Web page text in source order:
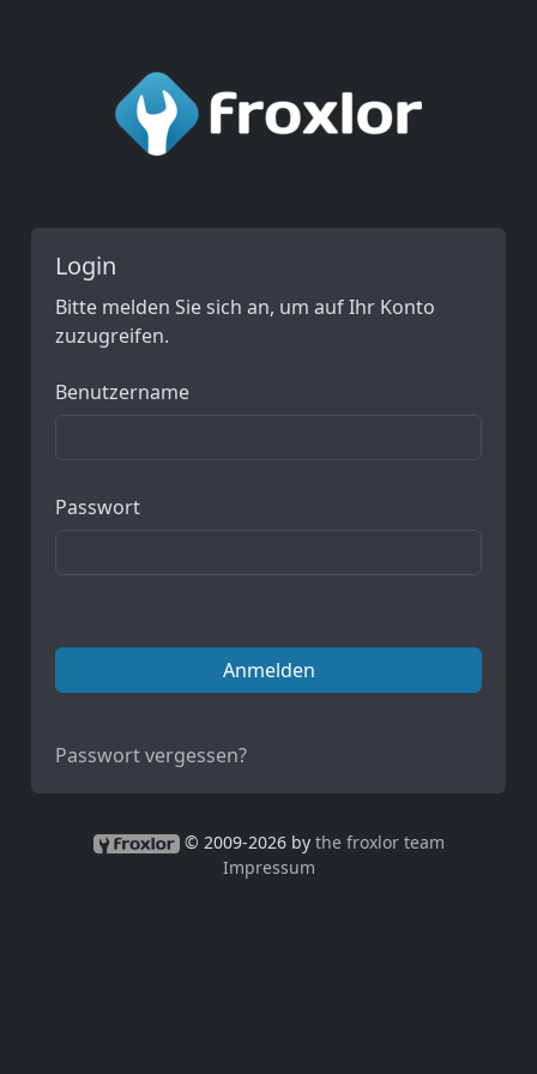
Login
Bitte melden Sie sich an, um auf Ihr Konto
zuzugreifen.
Benutzername
Passwort
Anmelden
Passwort vergessen?
© 2009-2026 by the froxlor team
Impressum